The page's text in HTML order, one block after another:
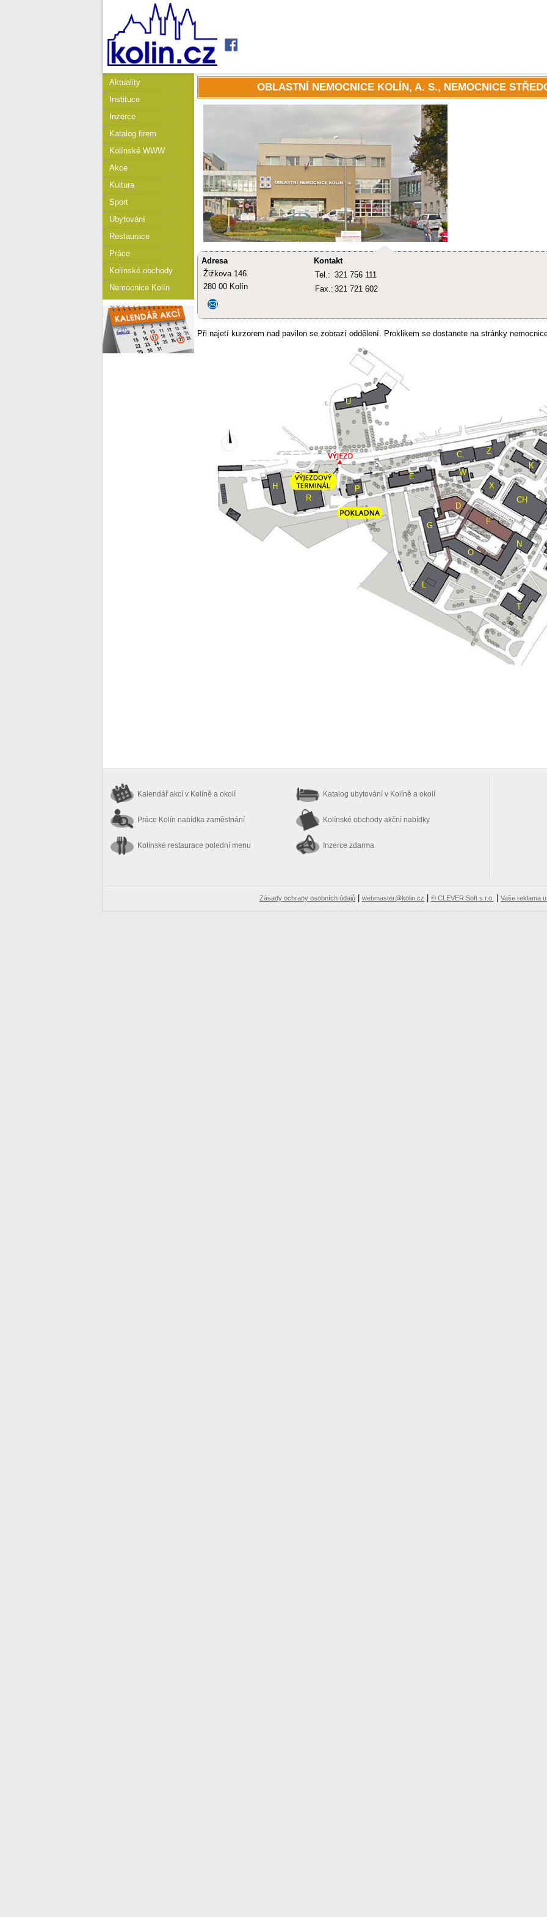
Aktuality
Instituce
Inzerce
Katalog firem
Kolínské WWW
Akce
Kultura
Sport
Ubytování
Restaurace
Práce
Kolínské obchody
Nemocnice Kolín
OBLASTNÍ NEMOCNICE KOLÍN, A. S., NEMOCNICE
Adresa
Žižkova 146
280 00 Kolín
Kontakt
Tel.: 321 756 111
Fax.: 321 721 602
Při najetí kurzorem nad pavilon se zobrazí oddělení. Proklikem se dostanete na stránky
T
N
CH
L
O
G F
X
D
K
Z
C
W
E
P
R
H
U
Kalendář akcí v Kolíně a okolí
Práce Kolín nabídka zaměstnání
Kolínské restaurace polední menu
Katalog ubytování v Kolíně a okolí
Kolínské obchody akční nabídky
Inzerce zdarma
Zásady ochrany osobních údajů webmaster@kolin.cz © CLEVER Soft s.r.o. Vaše reklama